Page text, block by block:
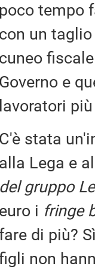
poco tempo
con un
cuneo
Governo e
lavoratori
C'è stata
alla Lega e
del gruppo
euro i fringe
di più?
non